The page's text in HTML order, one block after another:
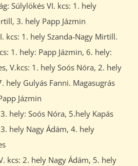
Súlylökés VI. kcs: 1. hely
3. hely Papp Jázmin
kcs: 1. hely Szanda-Nagy Mirtill.
1. hely: Papp Jázmin, 6. hely:
V.kcs: 1. hely Soós Nóra, 2. hely
hely Gulyás Fanni. Magasugrás
Jázmin
hely: Soós Nóra, 5.hely Kapás
hely Nagy Ádám, 4. hely
kcs: 2. hely Nagy Ádám, 5. hely